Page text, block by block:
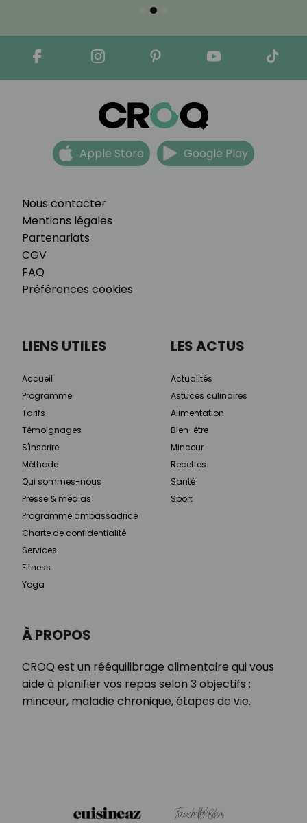
Nous contacter
Mentions légales
Partenariats
CGV
FAQ
Préférences cookies
Apple Store Google Play
À PROPOS
CROQ est un rééquilibrage alimentaire qui vous
aide à planifier vos repas selon 3 objectifs :
minceur, maladie chronique, étapes de vie.
LIENS UTILES
Accueil
Programme
Tarifs
Témoignages
S'inscrire
Méthode
Qui sommes-nous
Presse & médias
Programme ambassadrice
Charte de confidentialité
Services
Fitness
Yoga
LES ACTUS
Actualités
Astuces culinaires
Alimentation
Bien-être
Minceur
Recettes
Santé
Sport